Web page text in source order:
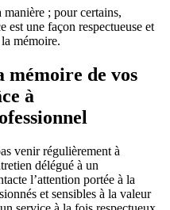
; pour certains,
est une façon respectueuse et
mémoire.
mémoire de vos
à
venir régulièrement à
délégué à un
l’attention portée à la
et sensibles à la valeur